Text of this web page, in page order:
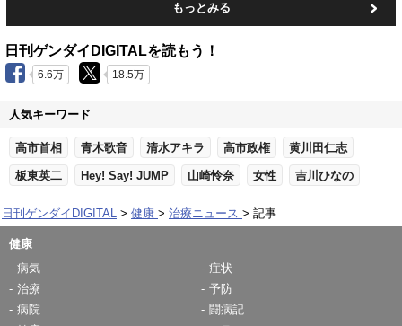
もっとみる
日刊ゲンダイDIGITALを読もう！
6.6万 18.5万
人気キーワード
高市首相 青木歌音 清水アキラ 高市政権 黄川田仁志
板東英二 Hey! Say! JUMP 山崎怜奈 女性 吉川ひなの
日刊ゲンダイDIGITAL 健康 治療ニュース 記事
健康
病気
症状
治療
予防
病院
闘病記